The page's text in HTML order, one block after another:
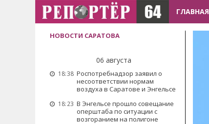
ГЛАВНАЯ
НОВОСТИ САРАТОВА
06 августа
18:38 Роспотребнадзор заявил о
несоответствии нормам
воздуха в Саратове и Энгельсе
18:23 В Энгельсе прошло совещание
оперштаба по ситуации с
возгоранием на полигоне